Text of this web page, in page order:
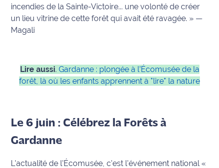
International
Défense
2026
Contenus
L'invité(e)
rédaction
Coup de
incendies de la Sainte-Victoire... une volonté de créer
un lieu vitrine de cette forêt qui avait été ravagée. » —
Magali
Lire aussi. Gardanne : plongée à l’Écomusée de la
forêt, là où les enfants apprennent à "lire" la nature
Le 6 juin : Célébrez la Forêts à
Gardanne
L'actualité de l'Écomusée, c'est l'événement national «